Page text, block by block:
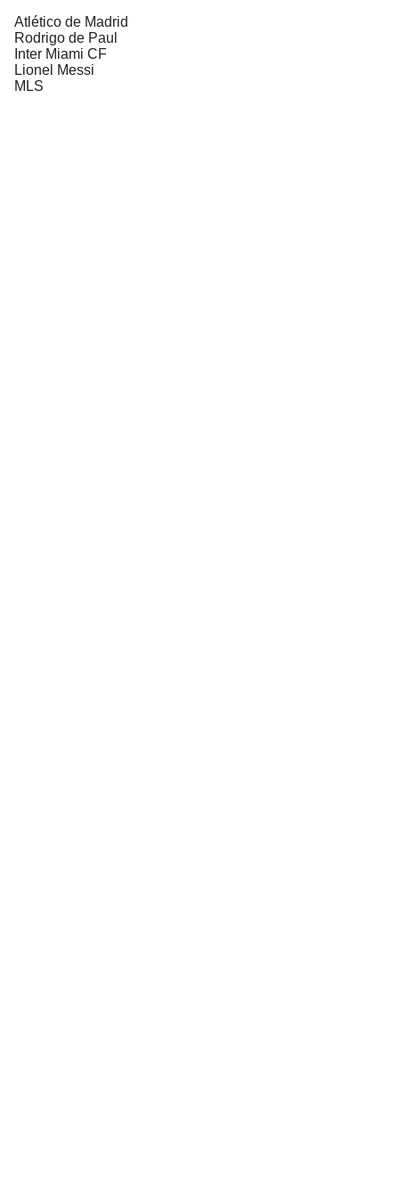
Atlético de Madrid
Rodrigo de Paul
Inter Miami CF
Lionel Messi
MLS